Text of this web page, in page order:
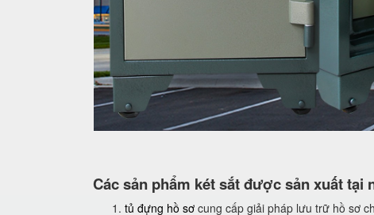
Các sản phẩm két sắt được sản xuất tại
tủ đựng hồ sơ cung cấp giải pháp lưu trữ hồ sơ